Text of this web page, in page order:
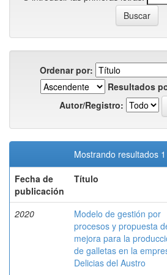
Ordenar por:
Resultados
Autor/Registro:
Mostrando resultados
Fecha de
publicación
Título
2020
Modelo de gestión por
procesos y propuesta
mejora para la
de galletas en la
Delicias del Austro